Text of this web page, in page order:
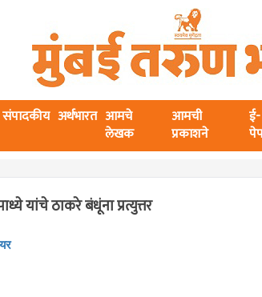
संपादकीय अर्थभारत आमचे
लेखक
आमची
प्रकाशने
ई-
यांचे ठाकरे बंधूंना प्रत्युत्तर